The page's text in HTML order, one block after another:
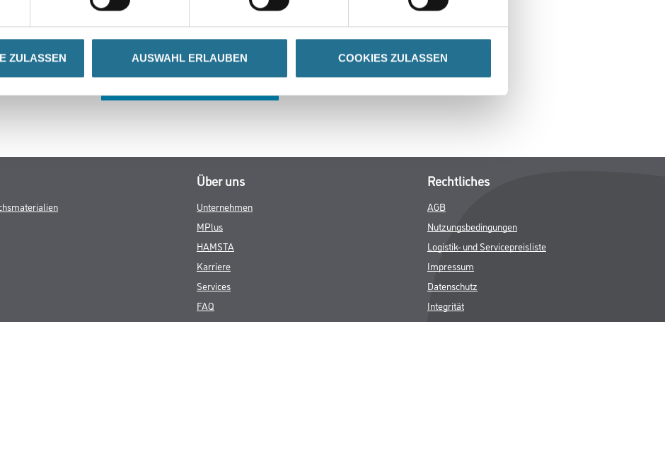
ZULASSEN AUSWAHL ERLAUBEN COOKIES ZULASSEN
pinseln schon an der Lösung und werden das Problem so schnell wie möglich beheben.
Sie in der Zwischenzeit unseren Online-Shop und lassen Sie sich inspirieren.
Über uns
Unternehmen
MPlus
HAMSTA
Karriere
Services
FAQ
Rechtliches
AGB
Nutzungsbedingungen
Logistik- und Servicepreisliste
Impressum
Datenschutz
Integrität
Kontakt